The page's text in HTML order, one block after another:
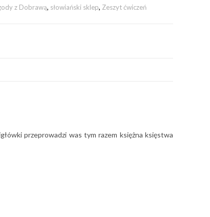
z Dobrawą, słowiański sklep, Zeszyt ćwiczeń
przeprowadzi was tym razem księżna księstwa